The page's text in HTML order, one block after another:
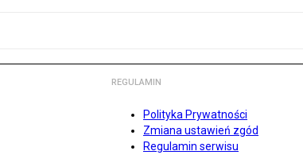
REGULAMIN
Polityka Prywatności
Zmiana ustawień zgód
Regulamin serwisu